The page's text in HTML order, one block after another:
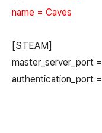
name = Caves
[STEAM]
master_server_port =
authentication_port =